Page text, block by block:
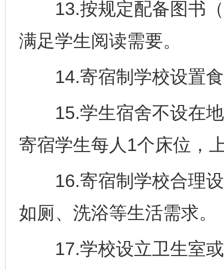
13.按规定配备图书（
满足学生阅读需要。
14.寄宿制学校设置
15.学生宿舍不设在地
寄宿学生每人1个床位，
16.寄宿制学校合理设
如厕、洗浴等生活需求。
17.学校设立卫生室或